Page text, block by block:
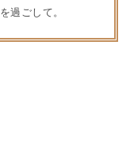
過ごして。